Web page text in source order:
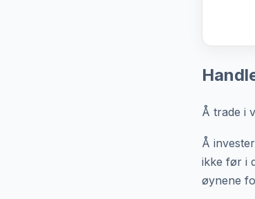
Å trade i
Å
ikke før i
øynene